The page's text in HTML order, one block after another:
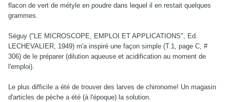
flacon de vert de métyle en poudre dans lequel il en restait quelques
grammes.
Séguy ("LE MICROSCOPE, EMPLOI ET APPLICATIONS", Ed.
LECHEVALIER, 1949) m'a inspiré une façon simple (T.1, page C, #
306) de le préparer (dilution aqueuse et acidification au moment de
l'emploi).
Le plus difficile a été de trouver des larves de chironome! Un magasin
d'articles de pèche a été (à l'époque) la solution.